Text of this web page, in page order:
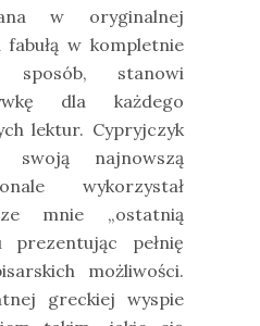
w oryginalnej
w kompletnie
sposób, stanowi
dla każdego
lektur. Cypryjczyk
swoją najnowszą
wykorzystał
mnie „ostatnią
prezentując pełnię
możliwości.
greckiej wyspie